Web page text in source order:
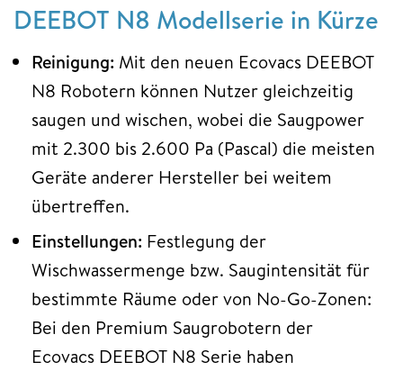
DEEBOT N8 Modellserie in Kürze
Reinigung: Mit den neuen Ecovacs DEEBOT
N8 Robotern können Nutzer gleichzeitig
saugen und wischen, wobei die Saugpower
mit 2.300 bis 2.600 Pa (Pascal) die meisten
Geräte anderer Hersteller bei weitem
übertreffen.
Einstellungen: Festlegung der
Wischwassermenge bzw. Saugintensität für
bestimmte Räume oder von No-Go-Zonen:
Bei den Premium Saugrobotern der
Ecovacs DEEBOT N8 Serie haben